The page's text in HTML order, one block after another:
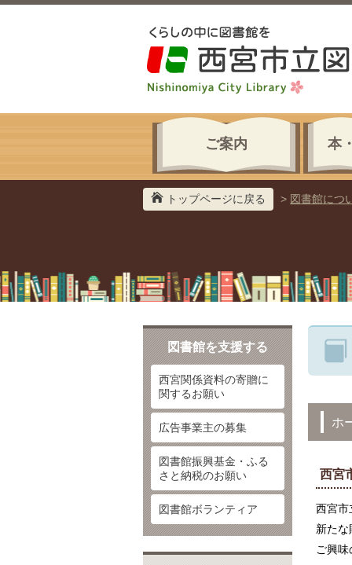
ご案内 本
トップページに戻る > 図書館につ
図書館を支援する
西宮関係資料の寄贈に
関するお願い
広告事業主の募集
図書館振興基金・ふる
さと納税のお願い
図書館ボランティア
ホ
西宮
西宮市
新た
ご興